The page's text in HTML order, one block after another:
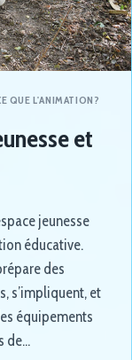
QUE L'ANIMATION?
et
jeunesse
éducative.
des
s’impliquent, et
équipements
de…